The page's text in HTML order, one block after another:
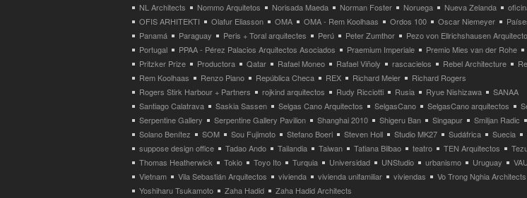
NL Architects
Nommo Arquitetos Norisada Maeda Norman Foster Noruega Nueva Zelanda
OFIS ARHITEKTI
Olafur Eliasson OMA OMA - Rem Koolhaas Ordos 100 Oscar Niemeyer
Panamá
Paraguay Peris + Toral arquitectes Perú Peter Zumthor Pezo von Ellrichshausen
Portugal
PPAA - Pérez Palacios Arquitectos Asociados Praemium Imperiale Premio Mies van der Rohe
Pritzker Prize
Productora Qatar Rafael Moneo Rafael Viñoly rascacielos Rebel Architecture
Rem Koolhaas
Renzo Piano República Checa REX Richard Meier
Richard Rogers
Rogers Stirk Harbour + Partners
rojkind arquitectos Rudy Ricciotti Rusia Ryue Nishizawa
SANAA
Santiago Calatrava
Saskia Sassen Selgas Cano Arquitectos SelgasCano SelgasCano arquitectos
Serpentine Gallery
Serpentine Gallery Pavilion Shanghai 2010 Shigeru Ban Singapur Smiljan Radic
Solano Benítez
SOM Sou Fujimoto Stefano Boeri Steven Holl Studio MK27 Sudáfrica Suecia
suppose design office
Tadao Ando Tailandia Taiwan Tatiana Bilbao teatro TEN Arquitectos
Thomas Heatherwick
Tokio Toyo Ito Turquia Universidad UNStudio urbanismo Uruguay
Vietnam
Vila Sebastián Arquitectos vivienda vivienda unifamiliar viviendas Vo Trong Nghia Architects
Yoshiharu Tsukamoto
Zaha Hadid Zaha Hadid Architects